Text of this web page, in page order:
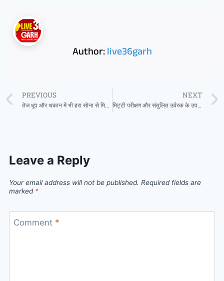
Author:live36garh
PREVIOUS
तेज धूप और थकान में भी हरा सोना से मिलती है राहत
NEXT
मिट्टी परीक्षण और संतुलित उर्वरक के उपयोग से किसानों को मिलेगा अधिक लाभ
Leave a Reply
Your email address will not be published. Required fields are
marked *
Comment *